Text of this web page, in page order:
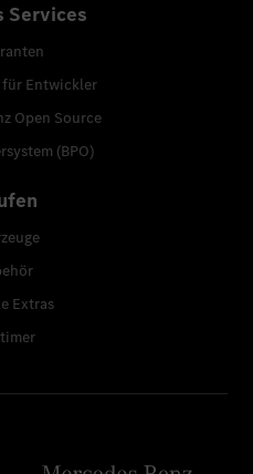
Services
für Entwickler
Open Source
(BPO)
Extras